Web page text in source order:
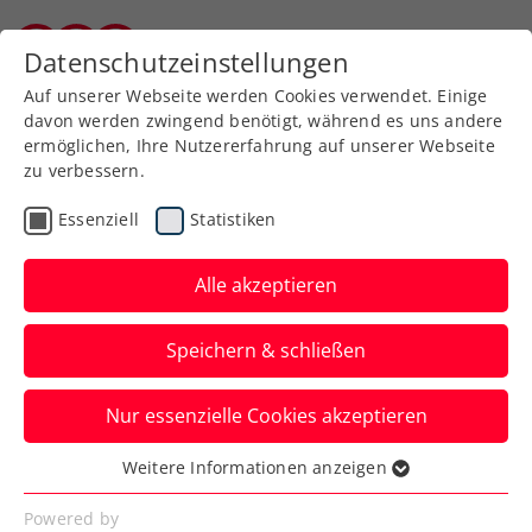
Zurück zur Newsübersicht
ATP
Rodionov vor Erste Bank
Open: „Der ‚Miso’ hat die
Auslosung gewonnen“
Österreichs Nummern eins und drei im
gemeinsamen Interview vorm Heimspiel
beim ATP-Turnier in Wien.
Verfasst von: Manuel Wachta, 20.10.2025
Datenschutzeinstellungen
Auf unserer Webseite werden Cookies verwendet. Einige
davon werden zwingend benötigt, während es uns andere
ermöglichen, Ihre Nutzererfahrung auf unserer Webseite
zu verbessern.
Essenziell Statistiken
Alle akzeptieren
Speichern & schließen
Nur essenzielle Cookies akzeptieren
Essenziell
Essenzielle Cookies werden für grundlegende
Weitere Informationen anzeigen
Powered by